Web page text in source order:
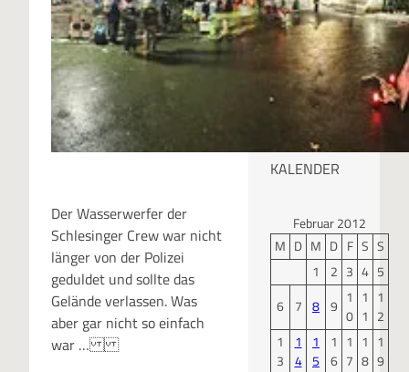
Der Wasserwerfer der
Schlesinger Crew war nicht
länger von der Polizei
geduldet und sollte das
Gelände verlassen. Was
aber gar nicht so einfach
war …
ien
KALENDER
Februar 2012
M D M D F S S
1
2 3 4 5
6 7 8 9 1
0
1
1
1
2
1
3
1
4
1
5
1
6
1
7
1
8
1
9